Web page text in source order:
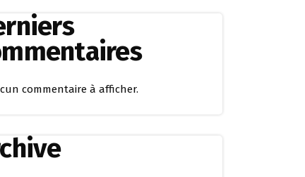
commentaire à afficher.